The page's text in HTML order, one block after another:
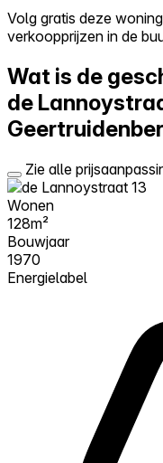
Log in
Probeer Walter gratis
Volg gratis deze
verkoopprijzen in de
Wat is de
de
Zie alle
Wonen
128m²
Bouwjaar
1970
Energielabel